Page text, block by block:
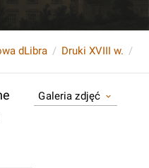
dLibra Druki XVIII w.
Galeria zdjęć